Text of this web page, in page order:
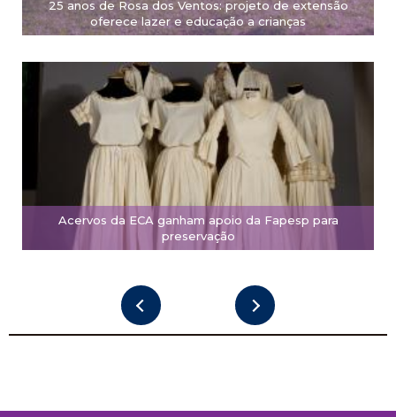
25 anos de Rosa dos Ventos: projeto de extensão
oferece lazer e educação a crianças
Acervos da ECA ganham apoio da Fapesp para
preservação